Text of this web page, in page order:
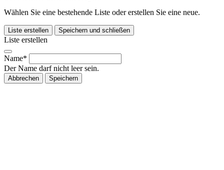
Wählen Sie eine bestehende Liste oder erstellen Sie eine neue.
Liste erstellen Speichern und schließen
Liste erstellen
Name*
Der Name darf nicht leer sein.
Abbrechen Speichern